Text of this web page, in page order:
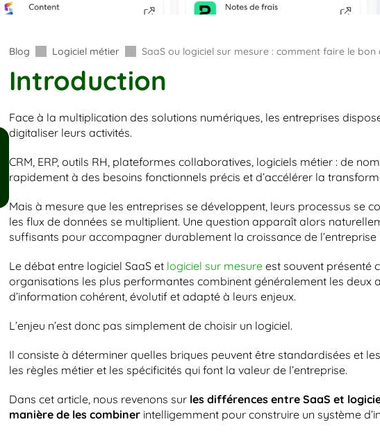
Blog Logiciel métier SaaS ou logiciel sur mesure : comment faire le
Introduction
Face à la multiplication des solutions numériques, les entreprises
digitaliser leurs activités.
CRM, ERP, outils RH, plateformes collaboratives, logiciels métier : de
rapidement à des besoins fonctionnels précis et d’accélérer la
Mais à mesure que les entreprises se développent, leurs processus se
les flux de données se multiplient. Une question apparaît alors
suffisants pour accompagner durablement la croissance de l’entreprise
Le débat entre logiciel SaaS et logiciel sur mesure est souvent présenté
organisations les plus performantes combinent généralement les deux
d’information cohérent, évolutif et adapté à leurs enjeux.
L’enjeu n’est donc pas simplement de choisir un logiciel.
Il consiste à déterminer quelles briques peuvent être standardisées et
les règles métier et les spécificités qui font la valeur de l’entreprise.
Dans cet article, nous revenons sur les différences entre SaaS et
manière de les combiner intelligemment pour construire un système